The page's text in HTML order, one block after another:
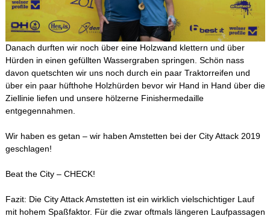
Danach durften wir noch über eine Holzwand klettern und über
Hürden in einen gefüllten Wassergraben springen. Schön nass
davon quetschten wir uns noch durch ein paar Traktorreifen und
über ein paar hüfthohe Holzhürden bevor wir Hand in Hand über die
Ziellinie liefen und unsere hölzerne Finishermedaille
entgegennahmen.
Wir haben es getan – wir haben Amstetten bei der City Attack 2019
geschlagen!
Beat the City – CHECK!
Fazit: Die City Attack Amstetten ist ein wirklich vielschichtiger Lauf
mit hohem Spaßfaktor. Für die zwar oftmals längeren Laufpassagen